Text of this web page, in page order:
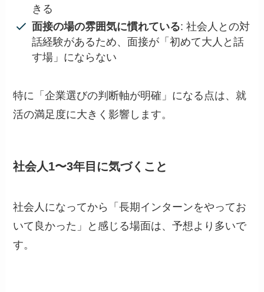
きる
面接の場の雰囲気に慣れている: 社会人との対
話経験があるため、面接が「初めて大人と話
す場」にならない
特に「企業選びの判断軸が明確」になる点は、就
活の満足度に大きく影響します。
社会人1〜3年目に気づくこと
社会人になってから「長期インターンをやってお
いて良かった」と感じる場面は、予想より多いで
す。